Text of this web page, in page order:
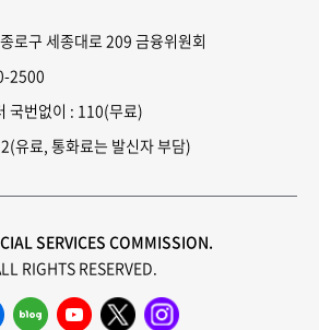
로구 세종대로 209 금융위원회
2500
국번없이 : 110(무료)
유료, 통화료는 발신자 부담)
SERVICES COMMISSION.
RIGHTS RESERVED.